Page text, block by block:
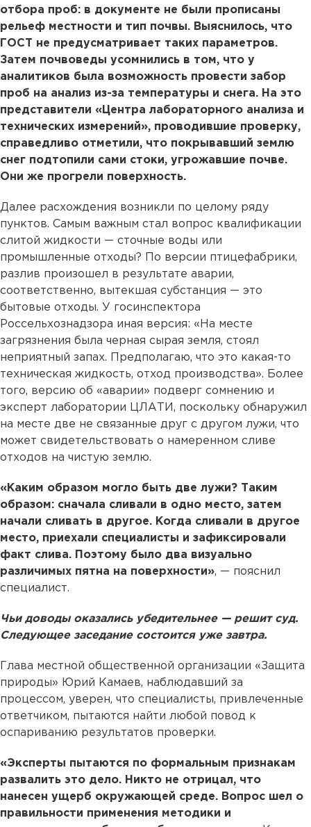
отбора проб: в документе не были прописаны
рельеф местности и тип почвы. Выяснилось, что
ГОСТ не предусматривает таких параметров.
Затем почвоведы усомнились в том, что у
аналитиков была возможность провести забор
проб на анализ из-за температуры и снега. На это
представители «Центра лабораторного анализа и
технических измерений», проводившие проверку,
справедливо отметили, что покрывавший землю
снег подтопили сами стоки, угрожавшие почве.
Они же прогрели поверхность.
Далее расхождения возникли по целому ряду
пунктов. Самым важным стал вопрос квалификации
слитой жидкости — сточные воды или
промышленные отходы? По версии птицефабрики,
разлив произошел в результате аварии,
соответственно, вытекшая субстанция — это
бытовые отходы. У госинспектора
Россельхознадзора иная версия: «На месте
загрязнения была черная сырая земля, стоял
неприятный запах. Предполагаю, что это какая-то
техническая жидкость, отход производства». Более
того, версию об «аварии» подверг сомнению и
эксперт лаборатории ЦЛАТИ, поскольку обнаружил
на месте две не связанные друг с другом лужи, что
может свидетельствовать о намеренном сливе
отходов на чистую землю.
«Каким образом могло быть две лужи? Таким
образом: сначала сливали в одно место, затем
начали сливать в другое. Когда сливали в другое
место, приехали специалисты и зафиксировали
факт слива. Поэтому было два визуально
различимых пятна на поверхности», — пояснил
специалист.
Чьи доводы оказались убедительнее — решит суд.
Следующее заседание состоится уже завтра.
Глава местной общественной организации «Защита
природы» Юрий Камаев, наблюдавший за
процессом, уверен, что специалисты, привлеченные
ответчиком, пытаются найти любой повод к
оспариванию результатов проверки.
«Эксперты пытаются по формальным признакам
развалить это дело. Никто не отрицал, что
нанесен ущерб окружающей среде. Вопрос шел о
правильности применения методики и